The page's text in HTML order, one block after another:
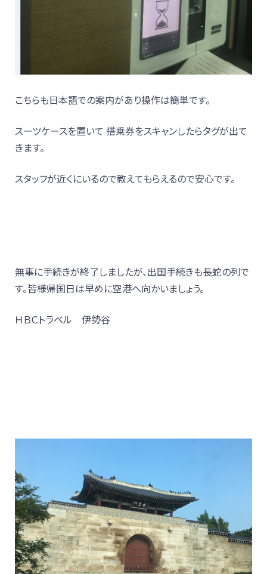
こちらも日本語での案内があり操作は簡単です。
スーツケースを置いて 搭乗券をスキャンしたらタグが出て
きます。
スタッフが近くにいるので教えてもらえるので安心です。
無事に手続きが終了しましたが、出国手続きも長蛇の列で
す。皆様帰国日は早めに空港へ向かいましょう。
ＨＢＣトラベル 伊勢谷